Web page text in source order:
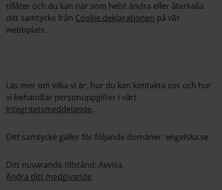
tillåter och du kan när som helst ändra eller återkalla
ditt samtycke från Cookie deklarationen på vår
webbplats.
Läs mer om vilka vi är, hur du kan kontakta oss och hur
vi behandlar personuppgifter i vårt
Integritetsmeddelande.
Ditt samtycke gäller för följande domäner: engelska.se
Ditt nuvarande tillstånd: Avvisa.
Ändra ditt medgivande